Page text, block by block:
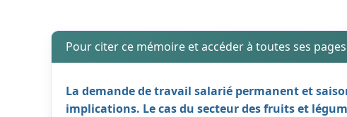
Pour citer ce mémoire et accéder à toutes ses pages
La demande de travail salarié permanent et
implications. Le cas du secteur des fruits et